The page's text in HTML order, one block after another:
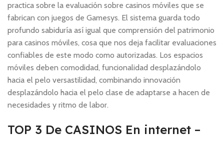
practica sobre la evaluación sobre casinos móviles que se
fabrican con juegos de Gamesys. El sistema guarda todo
profundo sabiduría así­ igual que comprensión del patrimonio
para casinos móviles, cosa que nos deja facilitar evaluaciones
confiables de este modo­ como autorizadas. Los espacios
móviles deben comodidad, funcionalidad desplazándolo
hacia el pelo versastilidad, combinando innovación
desplazándolo hacia el pelo clase de adaptarse a hacen de
necesidades y ritmo de labor.
TOP 3 De CASINOS En internet –